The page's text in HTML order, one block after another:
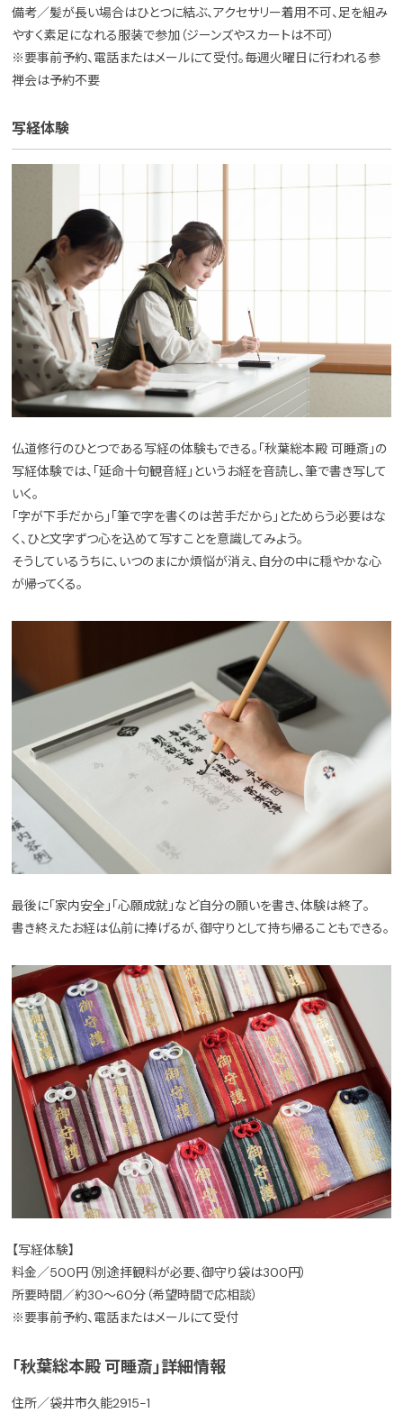
備考／髪が長い場合はひとつに結ぶ、アクセサリー着用不可、足を組み
やすく素足になれる服装で参加（ジーンズやスカートは不可）
※要事前予約、電話またはメールにて受付。毎週火曜日に行われる参
禅会は予約不要
写経体験
仏道修行のひとつである写経の体験もできる。「秋葉総本殿 可睡斎」の
写経体験では、「延命十句観音経」というお経を音読し、筆で書き写して
いく。
「字が下手だから」「筆で字を書くのは苦手だから」とためらう必要はな
く、ひと文字ずつ心を込めて写すことを意識してみよう。
そうしているうちに、いつのまにか煩悩が消え、自分の中に穏やかな心
が帰ってくる。
最後に「家内安全」「心願成就」など自分の願いを書き、体験は終了。
書き終えたお経は仏前に捧げるが、御守りとして持ち帰ることもできる。
【写経体験】
料金／500円（別途拝観料が必要、御守り袋は300円）
所要時間／約30〜60分（希望時間で応相談）
※要事前予約、電話またはメールにて受付
「秋葉総本殿 可睡斎」詳細情報
住所／袋井市久能2915-1